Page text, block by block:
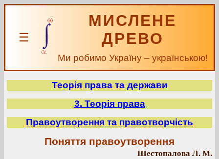
☰
МИСЛЕНЕ
ДРЕВО
Ми робимо Україну – українською!
Теорія права та держави
3. Теорія права
Правоутворення та правотворчість
Поняття правоутворення
Шестопалова Л. М.